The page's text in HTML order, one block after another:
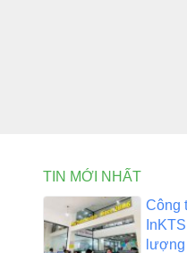
TIN MỚI NHẤT
Công